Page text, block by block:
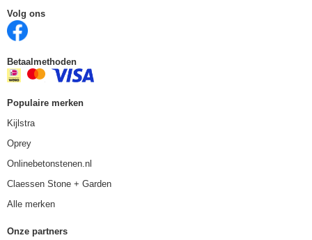
Volg ons
Betaalmethoden
Populaire merken
Kijlstra
Oprey
Onlinebetonstenen.nl
Claessen Stone + Garden
Alle merken
Onze partners